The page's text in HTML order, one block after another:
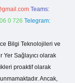
Teams:
0 726 Telegram:
Bilgi Teknolojileri ve
Yer Sağlayıcı olarak
proaktif olarak
Ancak,